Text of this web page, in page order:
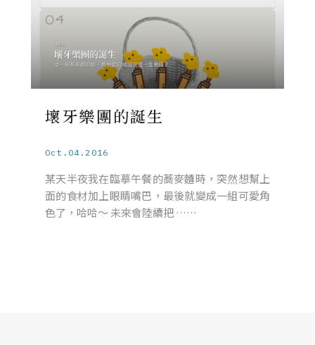
壞牙樂團的誕生
Oct.04.2016
某天半夜我在臨摹午餐的蕎麥麵時，突然想幫上
面的食材加上眼睛嘴巴，最後就變成一組可愛角
色了，哈哈～ 未來會陸續把 ……